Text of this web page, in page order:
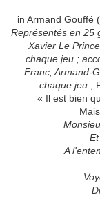
in Armand Gouffé
Représentés en 25
Xavier Le
chaque jeu ;
Franc, Armand-
chaque jeu
,
« Il est bien
A
—